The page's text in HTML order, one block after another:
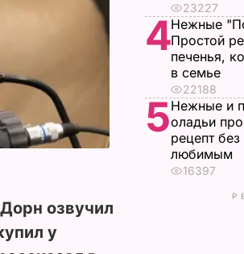
озвучил
у
23227
4Нежные
Простой
печенья,
в семье
22188
5Нежные и
оладьи
рецепт
любимым
16397